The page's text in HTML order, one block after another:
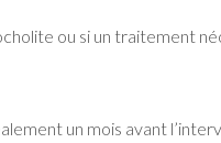
ou si un traitement
un mois avant